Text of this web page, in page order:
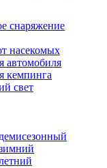
снаряжение
насекомых
автомобиля
кемпинга
свет